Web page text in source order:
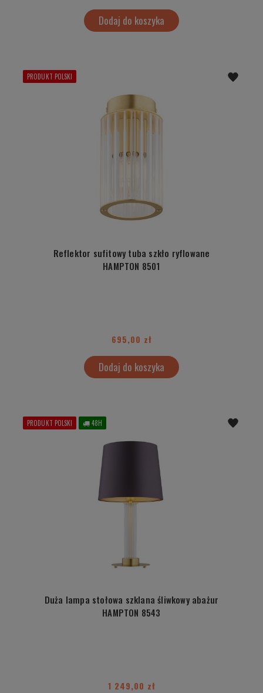
Dodaj do koszyka
Reflektor sufitowy tuba szkło ryflowane
HAMPTON 8501
695,00 zł
Dodaj do koszyka
PRODUKT POLSKI
Duża lampa stołowa szklana śliwkowy abażur
HAMPTON 8543
1 249,00 zł
PRODUKT POLSKI 48H